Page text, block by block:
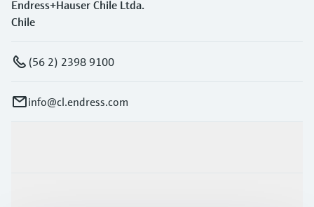
Endress+Hauser Chile Ltda.
Chile
(56 2) 2398 9100
info@cl.endress.com